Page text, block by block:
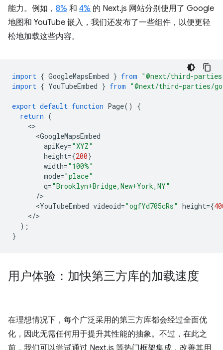
能力。例如， 8% 和 4% 的 Next.js 网站分别使用了 Google
地图和 YouTube 嵌入，我们还发布了一些组件，以便更轻
松地加载这些内容。
import { GoogleMapsEmbed } from "@next/third-
import { YouTubeEmbed } from "@next/third-parties/
export default function Page()
{
return (
<GoogleMapsEmbed
apiKey="XYZ"
height={200}
width="100%"
mode="place"
q="Brooklyn+Bridge,New+York,NY"
/
<YouTubeEmbed videoid="ogfYd705cRs" height={
</
);
}
用户体验：加快第三方库的加载速度
在理想情况下，每个广泛采用的第三方库都会经过全面优
化，因此无需任何用于提升其性能的抽象。不过，在此之
前，我们可以尝试通过 Next.js 等热门框架集成，改善其用